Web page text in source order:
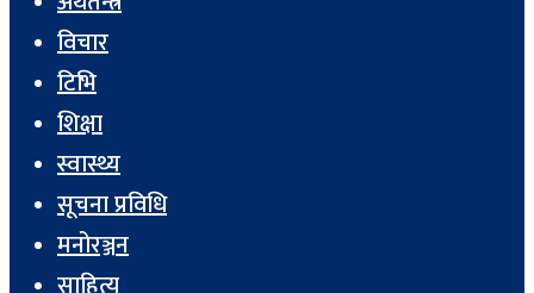
विचार
टिभि
शिक्षा
स्वास्थ्य
सूचना प्रविधि
मनोरञ्जन